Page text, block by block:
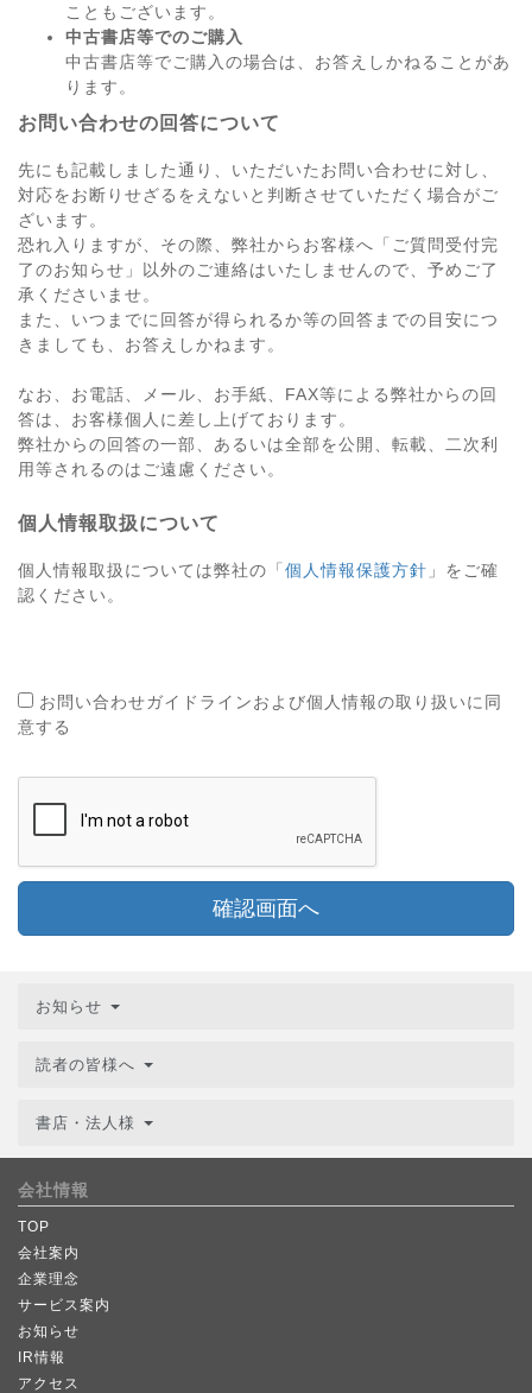
こともございます。
中古書店等でのご購入
中古書店等でご購入の場合は、お答えしかねることがあ
ります。
お問い合わせの回答について
先にも記載しました通り、いただいたお問い合わせに対し、
対応をお断りせざるをえないと判断させていただく場合がご
ざいます。
恐れ入りますが、その際、弊社からお客様へ「ご質問受付完
了のお知らせ」以外のご連絡はいたしませんので、予めご了
承くださいませ。
また、いつまでに回答が得られるか等の回答までの目安につ
きましても、お答えしかねます。
なお、お電話、メール、お手紙、FAX等による弊社からの回
答は、お客様個人に差し上げております。
弊社からの回答の一部、あるいは全部を公開、転載、二次利
用等されるのはご遠慮ください。
個人情報取扱について
個人情報取扱については弊社の「個人情報保護方針 」をご確
認ください。
お問い合わせガイドラインおよび個人情報の取り扱いに同
意する
確認画面へ
お知らせ
読者の皆様へ
書店・法人様
会社情報
TOP
会社案内
企業理念
サービス案内
お知らせ
IR情報
アクセス